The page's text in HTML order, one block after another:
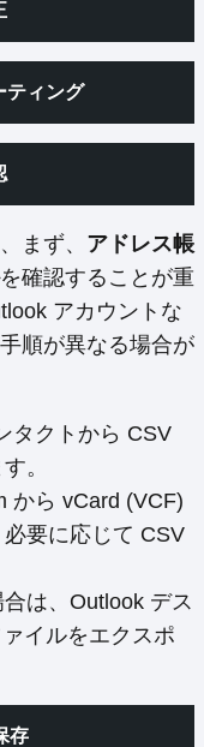
ティング
まず、 アドレス帳
を確認することが重
アカウントな
順が異なる場合が
タクトから CSV
。
から vCard (VCF)
要に応じて CSV
は、Outlook デス
イルをエクスポ
存